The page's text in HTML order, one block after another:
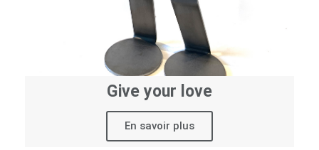
Give your love
En savoir plus